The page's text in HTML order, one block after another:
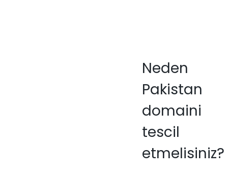
Neden
Pakistan
domaini
tescil
etmelisiniz?